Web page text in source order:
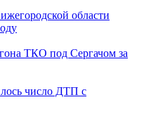
области
ТКО под Сергачом за
число ДТП с